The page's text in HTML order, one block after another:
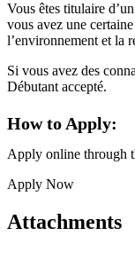
Vous êtes titulaire
vous avez une
l’environnement et la
Si vous avez des
Débutant accepté.
How to Apply:
Apply online through
Apply Now
Attachments